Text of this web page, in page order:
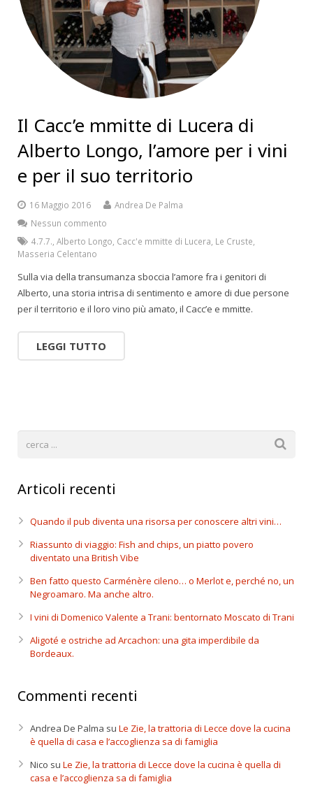
Il Cacc’e mmitte di Lucera di
Alberto Longo, l’amore per i vini
e per il suo territorio
16 Maggio 2016
Andrea De Palma
Nessun commento
4.7.7. Alberto Longo Cacc'e mmitte di Lucera Le Cruste
Masseria Celentano
Sulla via della transumanza sboccia l’amore fra i genitori di
Alberto, una storia intrisa di sentimento e amore di due persone
per il territorio e il loro vino più amato, il Cacc’e e mmitte.
LEGGI TUTTO
Articoli recenti
Quando il pub diventa una risorsa per conoscere altri vini…
Riassunto di viaggio: Fish and chips, un piatto povero
diventato una British Vibe
Ben fatto questo Carménère cileno… o Merlot e, perché no, un
Negroamaro. Ma anche altro.
I vini di Domenico Valente a Trani: bentornato Moscato di Trani
Aligoté e ostriche ad Arcachon: una gita imperdibile da
Bordeaux.
Commenti recenti
Andrea De Palma su Le Zie, la trattoria di Lecce dove la cucina
è quella di casa e l’accoglienza sa di famiglia
Nico su Le Zie, la trattoria di Lecce dove la cucina è quella di
casa e l’accoglienza sa di famiglia